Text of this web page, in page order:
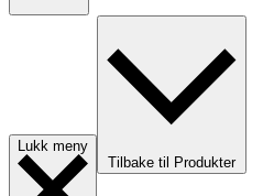
Lukk meny
Tilbake til Produkter